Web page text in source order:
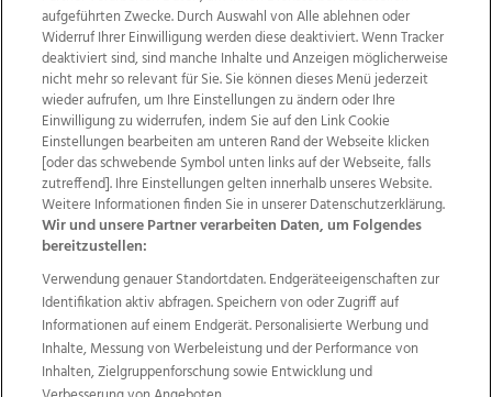
Wir über uns Mediadaten Kontakt
Jobs
Datenschutz
Impressum
AGB Anzeigekunden
AGB Website
Ehrenkodex Politische Werbung
Weitere Angebote des Medienhauses Wimmer
TV1 di-mog-i.at OÖNow
Ischler Woche
Life Radio
OÖNachrichten
OÖN Immobilien
OÖN Karriere
OÖN Reise
Promenaden Galerien
Regionaljobs
wasistlos.at wirtrauern.at
aufgeführten Zwecke. Durch Auswahl von Alle ablehnen oder
Widerruf Ihrer Einwilligung werden diese deaktiviert. Wenn Tracker
deaktiviert sind, sind manche Inhalte und Anzeigen möglicherweise
nicht mehr so relevant für Sie. Sie können dieses Menü jederzeit
wieder aufrufen, um Ihre Einstellungen zu ändern oder Ihre
Einwilligung zu widerrufen, indem Sie auf den Link Cookie
Einstellungen bearbeiten am unteren Rand der Webseite klicken
[oder das schwebende Symbol unten links auf der Webseite, falls
zutreffend]. Ihre Einstellungen gelten innerhalb unseres Website.
Weitere Informationen finden Sie in unserer Datenschutzerklärung.
Wir und unsere Partner verarbeiten Daten, um Folgendes
bereitzustellen:
Verwendung genauer Standortdaten. Endgeräteeigenschaften zur
Identifikation aktiv abfragen. Speichern von oder Zugriff auf
Informationen auf einem Endgerät. Personalisierte Werbung und
Inhalte, Messung von Werbeleistung und der Performance von
Inhalten, Zielgruppenforschung sowie Entwicklung und